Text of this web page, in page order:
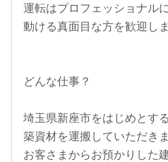
運転はプロフェッショナル
動ける真面目な方を歓迎し
どんな仕事？
埼玉県新座市をはじめとす
築資材を運搬していただきま
お客さまからお預かりした